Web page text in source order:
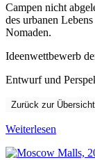
Campen nicht
des urbanen
Nomaden.
Ideenwettbewerb
Entwurf und
Zurück zur Übersicht
Weiterlesen